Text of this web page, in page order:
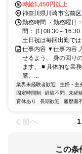
なので、仕事帰りに買い
確保したりと、ワークラ
らこそ、一人ひとりの患
す。資格や看護経験は
に貢献できるお仕事です
沼中央改札口徒歩約
急バス「宮前」停留
徒歩8分
時給1,450円以上
神奈川県川崎市宮前区
勤務時間 ・勤務曜日
間： [1] 08:30～
土日祝は毎回出勤では
仕事内容 ▼仕事内容
せるよう、 身の回り
ます。 ■ 具体的な業
膳、...
業界未経験者歓迎 主婦・主
固定時間制
経験不問 未経
育休あり
長期歓迎 履歴書
前へ 1
この条